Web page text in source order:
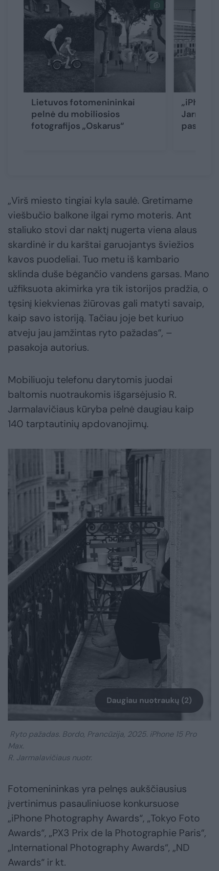
Lietuvos fotomenininkai
pelnė du mobiliosios
fotografijos „Oskarus“
„Virš miesto tingiai kyla saulė. Gretimame
viešbučio balkone ilgai rymo moteris. Ant
staliuko stovi dar naktį nugerta viena alaus
skardinė ir du karštai garuojantys šviežios
kavos puodeliai. Tuo metu iš kambario
sklinda duše bėgančio vandens garsas. Mano
užfiksuota akimirka yra tik istorijos pradžia, o
tęsinį kiekvienas žiūrovas gali matyti savaip,
kaip savo istoriją. Tačiau joje bet kuriuo
atveju jau įamžintas ryto pažadas“, –
pasakoja autorius.
Mobiliuoju telefonu darytomis juodai
baltomis nuotraukomis išgarsėjusio R.
Jarmalavičiaus kūryba pelnė daugiau kaip
140 tarptautinių apdovanojimų.
Daugiau nuotraukų (2)
Ryto pažadas. Bordo, Prancūzija, 2025. iPhone 15 Pro
Max.
R. Jarmalavičiaus nuotr.
Fotomenininkas yra pelnęs aukščiausius
įvertinimus pasauliniuose konkursuose
„iPhone Photography Awards“, „Tokyo Foto
Awards“, „PX3 Prix de la Photographie Paris“,
„International Photography Awards“, „ND
Awards“ ir kt.